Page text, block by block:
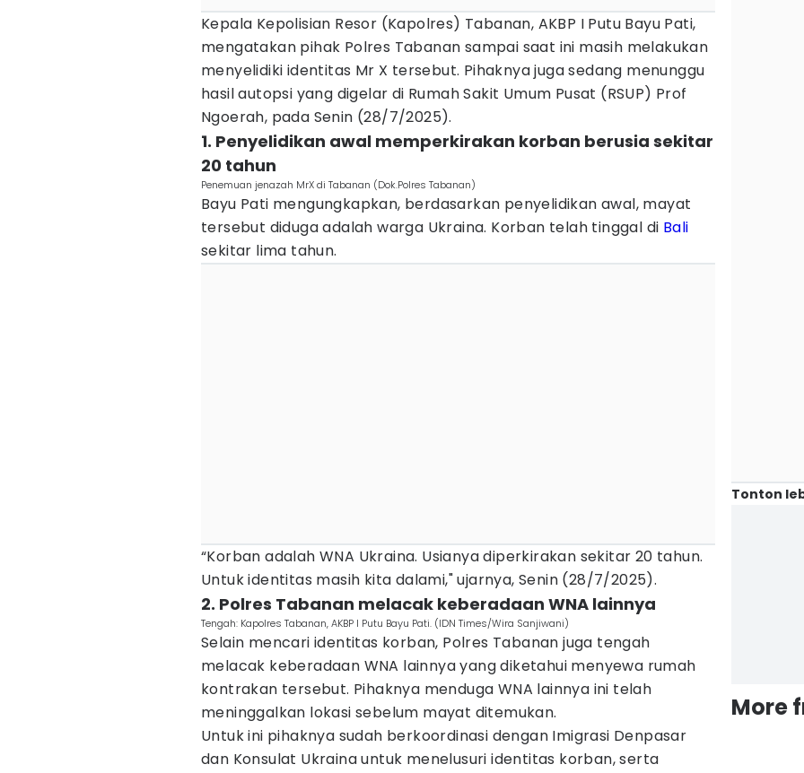
Kepala Kepolisian Resor (Kapolres) Tabanan, AKBP I Putu Bayu Pati,
mengatakan pihak Polres Tabanan sampai saat ini masih melakukan
menyelidiki identitas Mr X tersebut. Pihaknya juga sedang menunggu
hasil autopsi yang digelar di Rumah Sakit Umum Pusat (RSUP) Prof
Ngoerah, pada Senin (28/7/2025).
1. Penyelidikan awal memperkirakan korban berusia sekitar
20 tahun
Penemuan jenazah MrX di Tabanan (Dok.Polres Tabanan)
Bayu Pati mengungkapkan, berdasarkan penyelidikan awal, mayat
tersebut diduga adalah warga Ukraina. Korban telah tinggal di Bali
sekitar lima tahun.
“Korban adalah WNA Ukraina. Usianya diperkirakan sekitar 20 tahun.
Untuk identitas masih kita dalami," ujarnya, Senin (28/7/2025).
2. Polres Tabanan melacak keberadaan WNA lainnya
Tengah: Kapolres Tabanan, AKBP I Putu Bayu Pati. (IDN Times/Wira Sanjiwani)
Selain mencari identitas korban, Polres Tabanan juga tengah
melacak keberadaan WNA lainnya yang diketahui menyewa rumah
kontrakan tersebut. Pihaknya menduga WNA lainnya ini telah
meninggalkan lokasi sebelum mayat ditemukan.
Untuk ini pihaknya sudah berkoordinasi dengan Imigrasi Denpasar
dan Konsulat Ukraina untuk menelusuri identitas korban, serta
Tonton
More